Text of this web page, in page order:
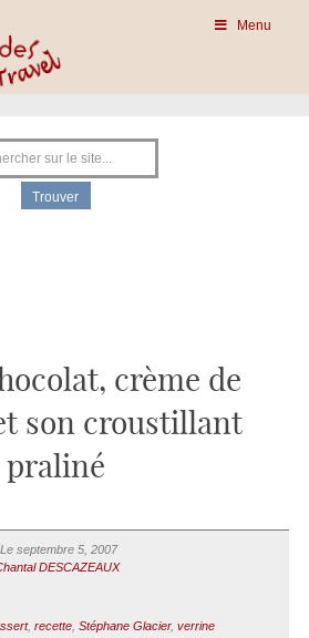
Menu
crème de
son croustillant
praliné
Le septembre 5, 2007
DESCAZEAUX
, recette, Stéphane Glacier, verrine